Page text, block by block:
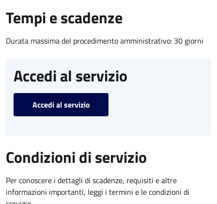
Tempi e scadenze
Durata massima del procedimento amministrativo: 30 giorni
Accedi al servizio
Accedi al servizio
Condizioni di servizio
Per conoscere i dettagli di scadenze, requisiti e altre
informazioni importanti, leggi i termini e le condizioni di